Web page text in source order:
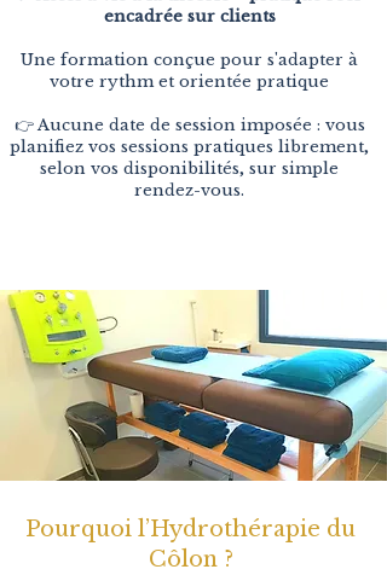
encadrée sur clients
Une formation conçue pour s'adapter à
votre rythm et orientée pratique
👉 Aucune date de session imposée : vous
planifiez vos sessions pratiques librement,
selon vos disponibilités, sur simple
rendez-vous.
Pourquoi l’Hydrothérapie du
Côlon ?